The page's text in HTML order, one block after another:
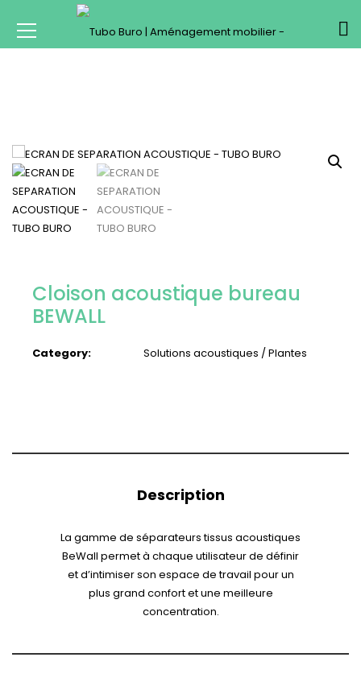
Cloison acoustique bureau
BEWALL
Category: Solutions acoustiques / Plantes
Description
La gamme de séparateurs tissus acoustiques
BeWall permet à chaque utilisateur de définir
et d’intimiser son espace de travail pour un
plus grand confort et une meilleure
concentration.